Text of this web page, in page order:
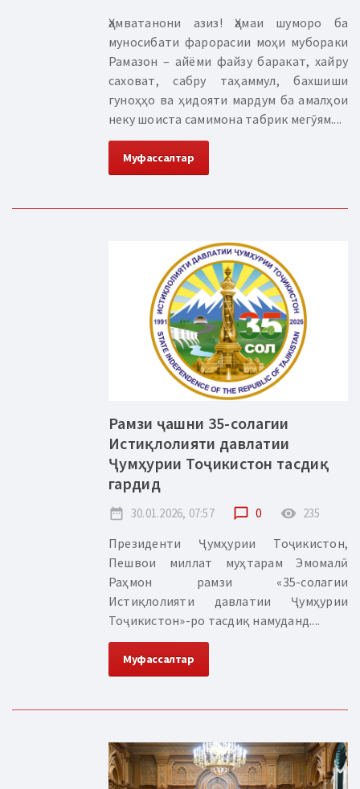
Ҳамватанони азиз! Ҳамаи шуморо ба
муносибати фарорасии моҳи мубораки
Рамазон – айёми файзу баракат, хайру
саховат, сабру таҳаммул, бахшиши
гуноҳҳо ва ҳидояти мардум ба амалҳои
неку шоиста самимона табрик мегӯям....
Муфассалтар
Рамзи ҷашни 35-солагии
Истиқлолияти давлатии
Ҷумҳурии Тоҷикистон тасдиқ
гардид
date_range 30.01.2026, 07:57 chat_bubble_outline 0 remove_red_eye 235
Президенти Ҷумҳурии Тоҷикистон,
Пешвои миллат муҳтарам Эмомалӣ
Раҳмон рамзи «35-солагии
Истиқлолияти давлатии Ҷумҳурии
Тоҷикистон»-ро тасдиқ намуданд....
Муфассалтар